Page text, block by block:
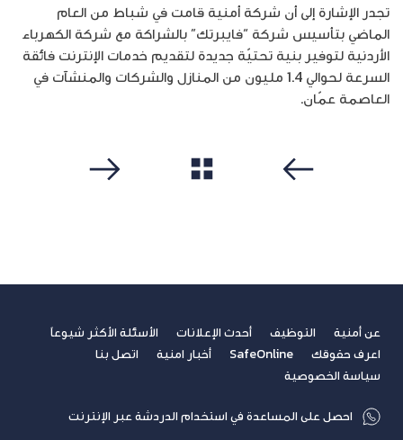
تجدر الإشارة إلى أن شركة أمنية قامت في شباط من العام
الماضي بتأسيس شركة “فايبرتك” بالشراكة مع شركة الكهرباء
الأردنية لتوفير بنية تحتيّة جديدة لتقديم خدمات الإنترنت فائقة
السرعة لحوالي 1.4 مليون من المنازل والشركات والمنشآت في
العاصمة عمّان.
عن أمنية التوظيف أحدث الإعلانات
الأسئلة الأكثر شيوعاً
اعرف حقوقك
SafeOnline أخبار امنية
اتصل بنا
سياسة الخصوصية
احصل على المساعدة في استخدام الدردشة عبر الإنترنت